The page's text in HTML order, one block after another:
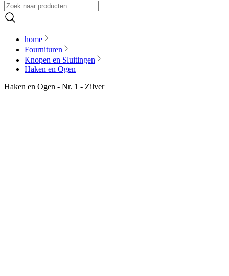
home
Fournituren
Knopen en Sluitingen
Haken en Ogen
Haken en Ogen - Nr. 1 - Zilver